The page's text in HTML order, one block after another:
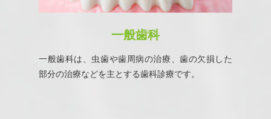
一般歯科
一般歯科は、虫歯や歯周病の治療、歯の欠損した
部分の治療などを主とする歯科診療です。